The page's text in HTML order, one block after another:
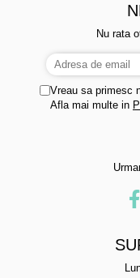
Nu rata
Vreau sa primesc
Afla mai multe in